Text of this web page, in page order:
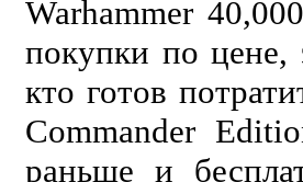
Warhammer
покупки по
кто готов
Commander
раньше и